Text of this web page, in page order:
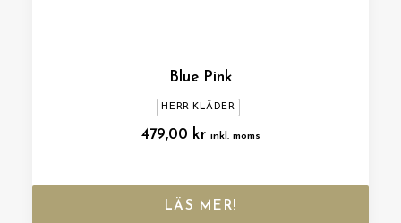
Blue Pink
HERR KLÄDER
479,00 kr inkl. moms
LÄS MER!